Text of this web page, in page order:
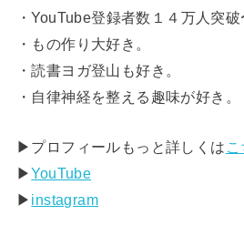
・YouTube登録者数１４万人突破
・もの作り大好き。
・読書ヨガ登山も好き。
・自律神経を整える趣味が好き。
▶︎プロフィールもっと詳しくは こ
▶︎YouTube
▶︎ instagram